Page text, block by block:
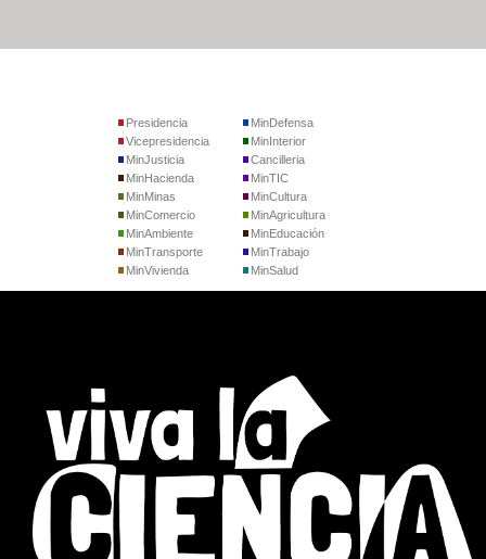
Presidencia
Vicepresidencia
MinJusticia
MinDefensa
MinInterior
Cancilleria
MinHacienda
MinMinas
MinComercio
MinTIC
MinCultura
MinAgricultura
MinAmbiente
MinTransporte
MinVivienda
MinEducación
MinTrabajo
MinSalud